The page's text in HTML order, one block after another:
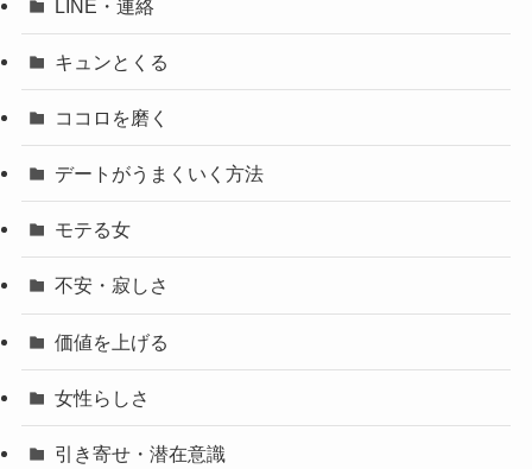
LINE・連絡
キュンとくる
ココロを磨く
デートがうまくいく方法
モテる女
不安・寂しさ
価値を上げる
女性らしさ
引き寄せ・潜在意識